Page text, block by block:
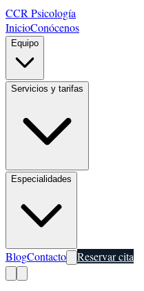
CCR Psicología
InicioConócenos
Equipo
Servicios y tarifas
Especialidades
BlogContacto Reservar cita